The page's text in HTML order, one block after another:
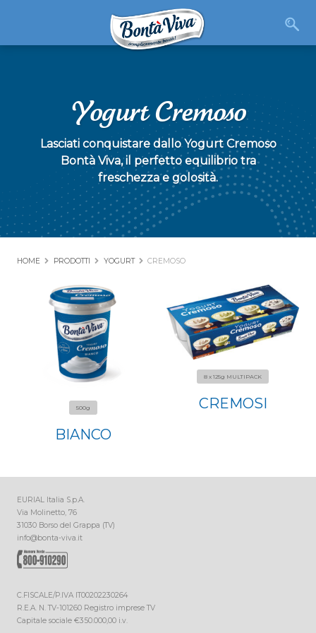
Yogurt Cremoso
Lasciati conquistare dallo Yogurt Cremoso
Bontà Viva, il perfetto equilibrio tra
freschezza e golosità.
HOME PRODOTTI YOGURT CREMOSO
500g
BIANCO
8 x 125g MULTIPACK
CREMOSI
EURIAL Italia S.p.A.
Via Molinetto, 76
31030 Borso del Grappa (TV)
info@bonta-viva.it
C.FISCALE/P.IVA IT00202230264
R.E.A. N. TV-101260 Registro imprese TV
Capitale sociale €350.000,00 i.v.